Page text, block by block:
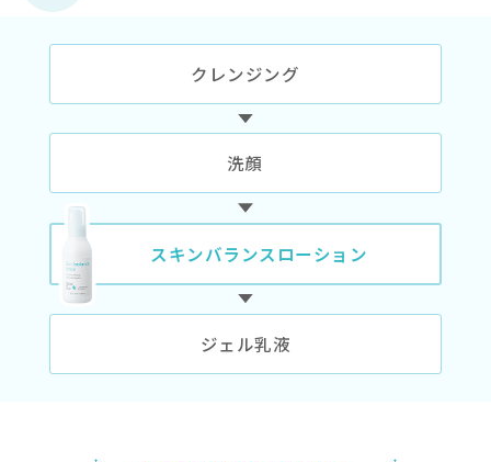
すい部分では皮脂を増
ニキビになりにくい
「ノンコメドジェ
肌トラブルが